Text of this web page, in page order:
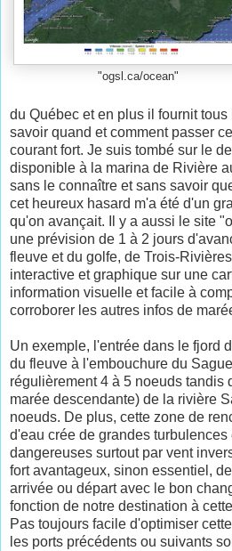
"ogsl.ca/ocean"
du Québec et en plus il fournit
savoir quand et comment passer
courant fort. Je suis tombé sur le
disponible à la marina de Rivière
sans le connaître et sans savoir
cet heureux hasard m'a été d'un
qu'on avançait. Il y a aussi le site
une prévision de 1 à 2 jours
fleuve et du golfe, de Trois-
interactive et graphique sur une
information visuelle et facile à
corroborer les autres infos de
Un exemple, l'entrée dans le fjord
du fleuve à l'embouchure du
régulièrement 4 à 5 noeuds tandis
marée descendante) de la rivière
noeuds. De plus, cette zone de
d'eau crée de grandes turbulences
dangereuses surtout par vent
fort avantageux, sinon essentiel,
arrivée ou départ avec le bon
fonction de notre destination à
Pas toujours facile d'optimiser
les ports précédents ou suivants